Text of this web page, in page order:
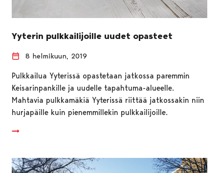
Yyterin pulkkailijoille uudet opasteet
8 helmikuun, 2019
Pulkkailua Yyterissä opastetaan jatkossa paremmin
Keisarinpankille ja uudelle tapahtuma-alueelle.
Mahtavia pulkkamäkiä Yyterissä riittää jatkossakin niin
hurjapäille kuin pienemmillekin pulkkailijoille.